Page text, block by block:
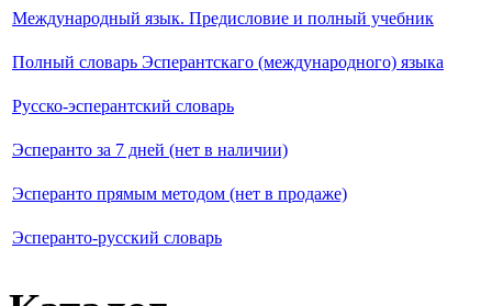
Международный язык. Предисловие и полный учебник
Полный словарь Эсперантскаго (международного) языка
Русско-эсперантский словарь
Эсперанто за 7 дней (нет в наличии)
Эсперанто прямым методом (нет в продаже)
Эсперанто-русский словарь